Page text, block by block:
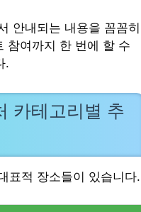
안내되는 내용을 꼼꼼히
참여까지 한 번에 할 수
.
카테고리별 추
표적 장소들이 있습니다.